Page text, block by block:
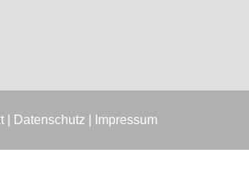
| Datenschutz Impressum